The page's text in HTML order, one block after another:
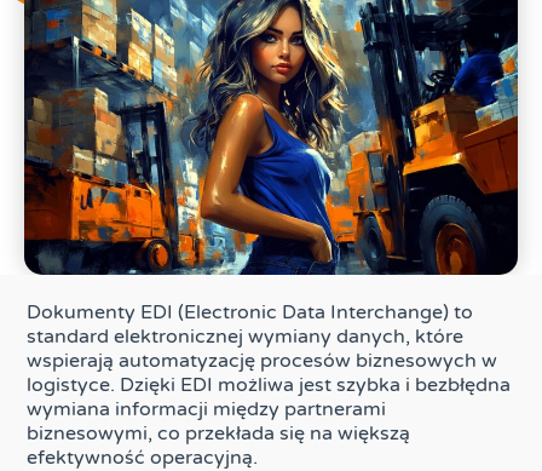
Dokumenty EDI (Electronic Data Interchange) to
standard elektronicznej wymiany danych, które
wspierają automatyzację procesów biznesowych w
logistyce. Dzięki EDI możliwa jest szybka i bezbłędna
wymiana informacji między partnerami
biznesowymi, co przekłada się na większą
efektywność operacyjną.